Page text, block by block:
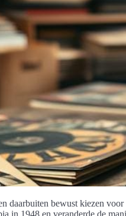
daarbuiten bewust kiezen